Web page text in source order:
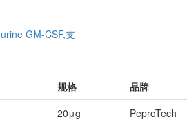
GM-CSF,支
规格 品牌
20μg PeproTech